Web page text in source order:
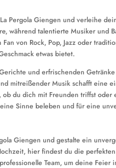
Pergola Giengen und verleihe
während talentierte Musiker und
von Rock, Pop, Jazz oder
etwas bietet.
und erfrischenden
mitreißender Musik schafft eine
du dich mit Freunden triffst oder
Sinne beleben und für eine
Giengen und gestalte ein
hier findest du die
Team, um deine Feier